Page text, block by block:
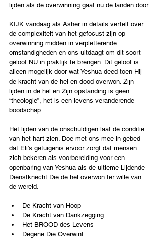
lijden als de overwinning gaat nu de landen door.
KIJK vandaag als Asher in details vertelt over
de complexiteit van het gefocust zijn op
overwinning midden in verpletterende
omstandigheden en ons uitdaagt om dit soort
geloof NU in praktijk te brengen. Dit geloof is
alleen mogelijk door wat Yeshua deed toen Hij
de kracht van de hel en dood overwon. Zijn
lijden in de hel en Zijn opstanding is geen
“theologie”, het is een levens veranderende
boodschap.
Het lijden van de onschuldigen laat de conditie
van het hart zien. Doe met ons mee in gebed
dat Eli’s getuigenis ervoor zorgt dat mensen
zich bekeren als voorbereiding voor een
openbaring van Yeshua als de ultieme Lijdende
Dienstknecht Die de hel overwon ter wille van
de wereld.
De Kracht van Hoop
De Kracht van Dankzegging
Het BROOD des Levens
Degene Die Overwint